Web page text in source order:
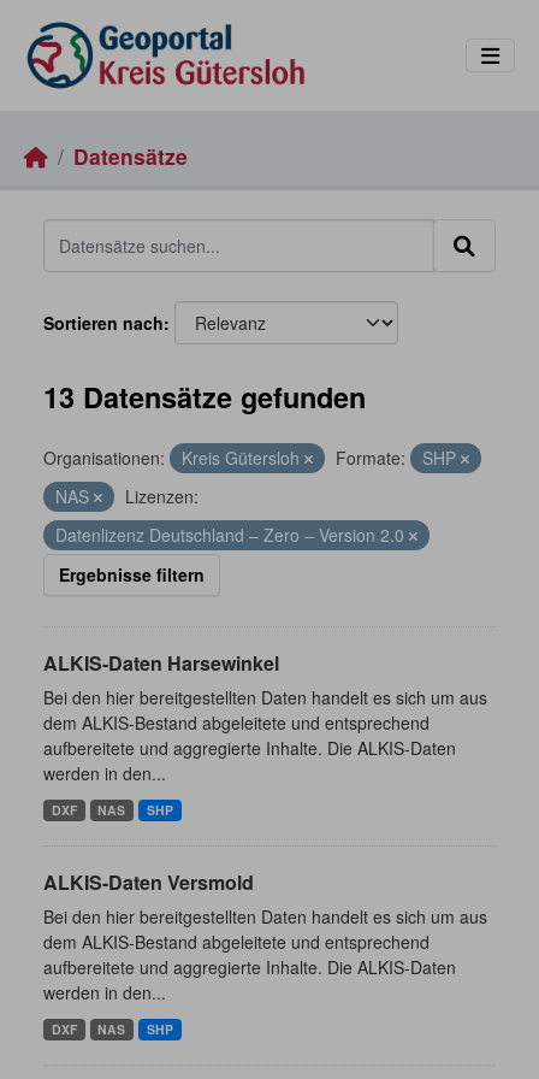
Datensätze
Sortieren nach
13 Datensätze gefunden
Organisationen: Kreis Gütersloh Formate:
SHP
NAS
Lizenzen:
Datenlizenz Deutschland – Zero – Version 2.0
Ergebnisse filtern
ALKIS-Daten Harsewinkel
Bei den hier bereitgestellten Daten handelt es sich um aus
dem ALKIS-Bestand abgeleitete und entsprechend
aufbereitete und aggregierte Inhalte. Die ALKIS-Daten
werden in den...
DXF NAS SHP
ALKIS-Daten Versmold
Bei den hier bereitgestellten Daten handelt es sich um aus
dem ALKIS-Bestand abgeleitete und entsprechend
aufbereitete und aggregierte Inhalte. Die ALKIS-Daten
werden in den...
DXF NAS SHP